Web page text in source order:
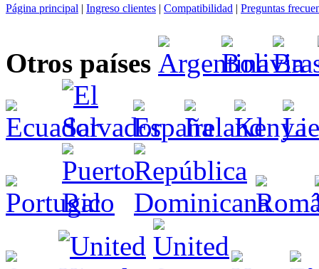
Página principal | Ingreso clientes | Compatibilidad | Preguntas
Otros países